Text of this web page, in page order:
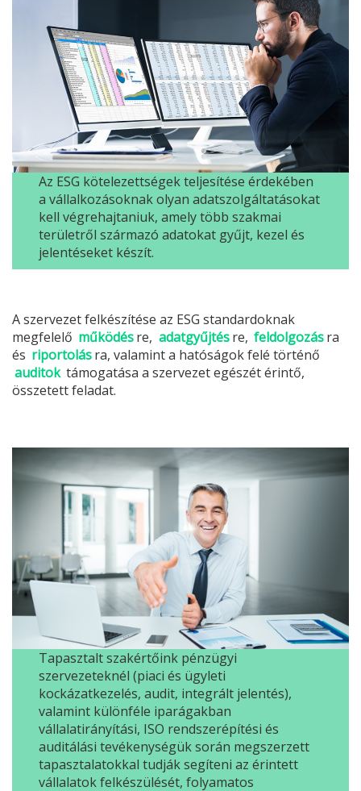
Az ESG kötelezettségek teljesítése érdekében
a vállalkozásoknak olyan adatszolgáltatásokat
kell végrehajtaniuk, amely több szakmai
területről származó adatokat gyűjt, kezel és
jelentéseket készít.
A szervezet felkészítése az ESG standardoknak
megfelelő működésre, adatgyűjtés re, feldolgozásra
és riportolásra, valamint a hatóságok felé történő
auditok támogatása a szervezet egészét érintő,
összetett feladat.
Tapasztalt szakértőink pénzügyi
szervezeteknél (piaci és ügyleti
kockázatkezelés, audit, integrált jelentés),
valamint különféle iparágakban
vállalatirányítási, ISO rendszerépítési és
auditálási tevékenységük során megszerzett
tapasztalatokkal tudják segíteni az érintett
vállalatok felkészülését, folyamatos